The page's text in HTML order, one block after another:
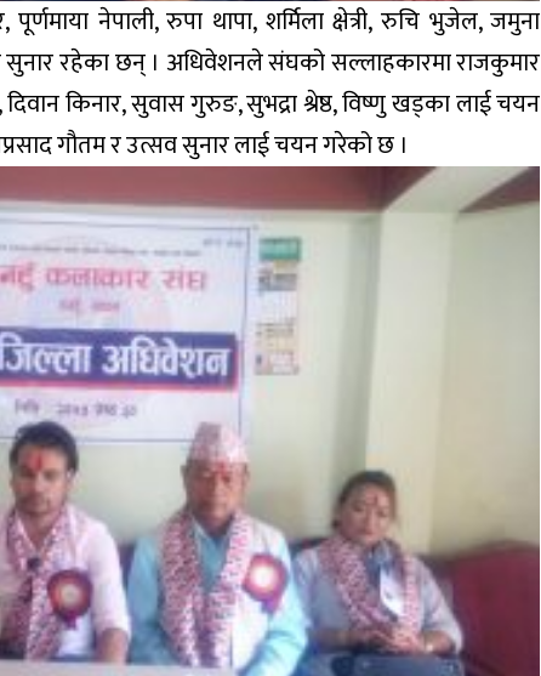
नेपाली, रुपा थापा, शर्मिला क्षेत्री, रुचि भुजेल, जमुना
सुनार रहेका छन् । अधिवेशनले संघको सल्लाहकारमा राजकुमार
दिवान किनार, सुवास गुरुङ, सुभद्रा श्रेष्ठ, विष्णु खड्का लाई चयन
गौतम र उत्सव सुनार लाई चयन गरेको छ ।